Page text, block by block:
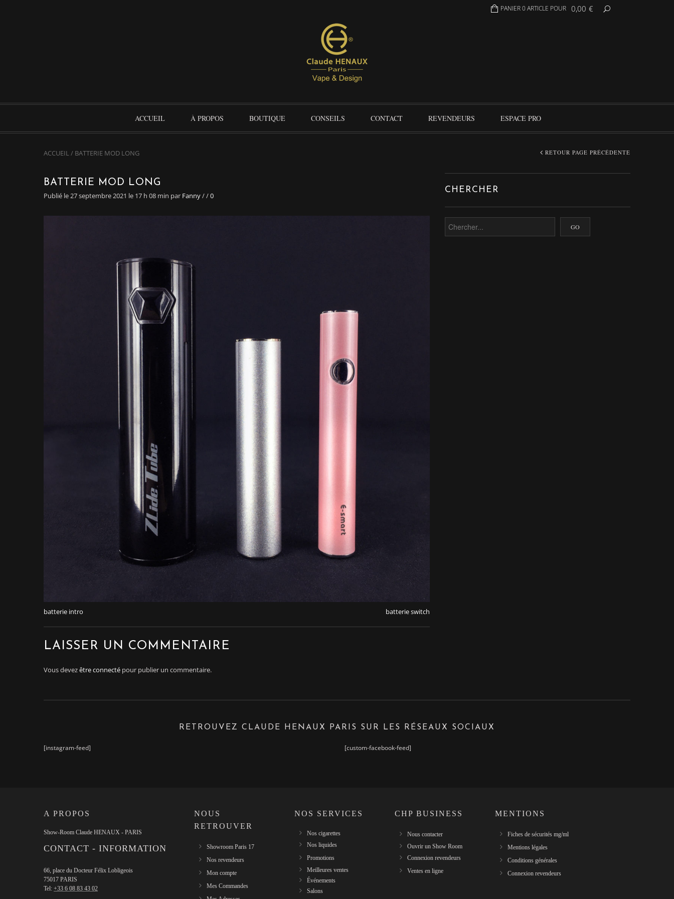
PANIER 0 ARTICLE POUR 0,00 €
ACCUEIL À PROPOS BOUTIQUE CONSEILS CONTACT REVENDEURS ESPACE PRO
ACCUEIL/ BATTERIE MOD LONG RETOUR PAGE PRÉCÉDENTE
BATTERIE MOD LONG
Publié le 27 septembre 2021 le 17 h 08 min par Fanny//0
batterie intro batterie switch
LAISSER UN COMMENTAIRE
Vous devezêtre connecté pour publier un commentaire.
CHERCHER
RETROUVEZ CLAUDE HENAUX PARIS SUR LES RÉSEAUX SOCIAUX
[instagram-feed] [custom-facebook-feed]
A PROPOS
Show-Room Claude HENAUX - PARIS
CONTACT - INFORMATION
66, place du Docteur Félix Lobligeois
75017 PARIS
Tel: +33 6 08 83 43 02
NOUS
RETROUVER
Showroom Paris 17
Nos revendeurs
Mon compte
Mes Commandes
NOS SERVICES
Nos cigarettes
Nos liquides
Promotions
Meilleures ventes
Événements
Salons
CHP BUSINESS
Nous contacter
Ouvrir un Show Room
Connexion revendeurs
Ventes en ligne
MENTIONS
Fiches de sécurités mg/ml
Mentions légales
Conditions générales
Connexion revendeurs